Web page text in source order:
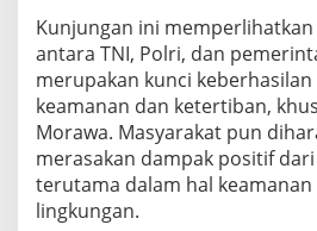
u
k
R
a
y
a
k
a
Kunjungan ini
antara TNI, Polri, dan
merupakan kunci
keamanan dan ketertiban,
Morawa. Masyarakat pun
merasakan dampak positif
terutama dalam hal
lingkungan.